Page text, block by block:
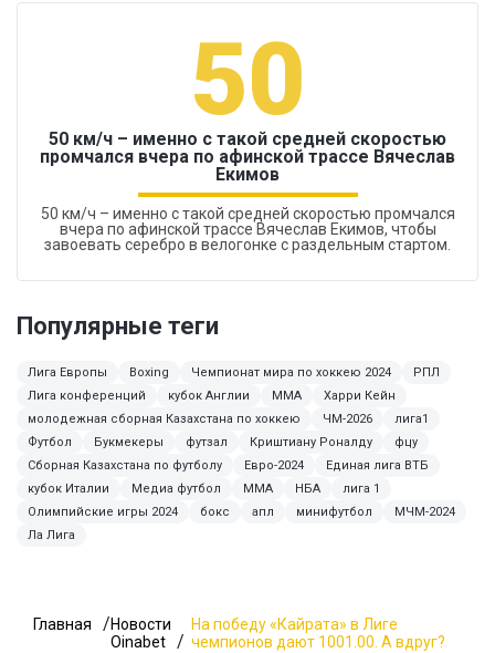
50
50 км/ч – именно с такой средней скоростью
промчался вчера по афинской трассе Вячеслав
Екимов
50 км/ч – именно с такой средней скоростью промчался
вчера по афинской трассе Вячеслав Екимов, чтобы
завоевать серебро в велогонке с раздельным стартом.
Популярные теги
Лига Европы Boxing Чемпионат мира по хоккею 2024
РПЛ
Лига конференций
кубок Англии ММА
Харри Кейн
молодежная сборная Казахстана по хоккею
ЧМ-2026
лига1
Футбол
Букмекеры футзал Криштиану Роналду
фцу
Сборная Казахстана по футболу
Евро-2024
Единая лига ВТБ
кубок Италии
Медиа футбол MMA НБА
лига 1
Олимпийские игры 2024
бокс апл минифутбол
МЧМ-2024
Ла Лига
Главная
Новости
Oinabet
На победу «Кайрата» в Лиге
чемпионов дают 1001.00. А вдруг?